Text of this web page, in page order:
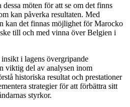
dessa möten för att se om det finns
kan påverka resultaten. Med
kan det finnas möjlighet för Marocko
till och med vinna över Belgien i
i lagens övergripande
viktig del av analysen inom
historiska resultat och prestationer
strategier för att förbättra sitt
styrkor.